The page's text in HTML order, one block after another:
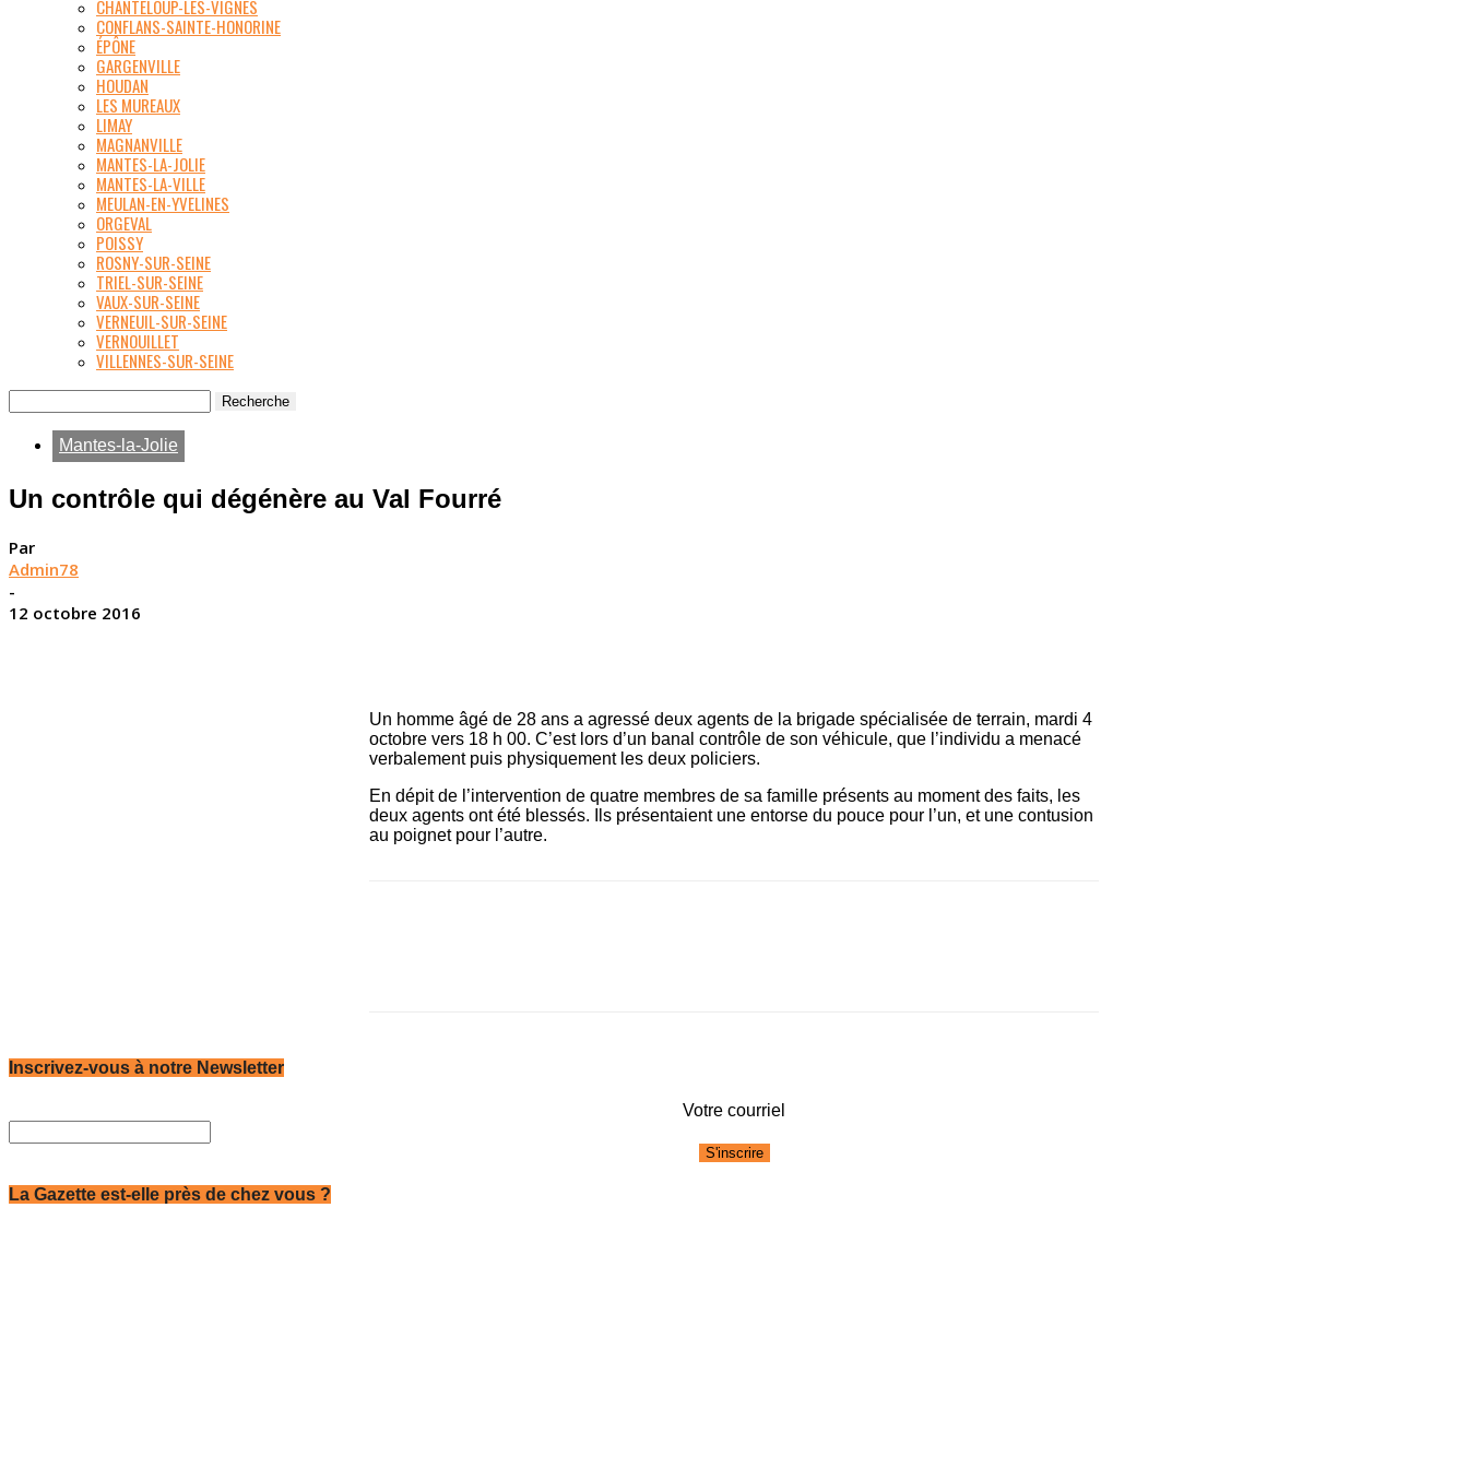
CHANTELOUP-LES-VIGNES
CONFLANS-SAINTE-HONORINE
ÉPÔNE
GARGENVILLE
HOUDAN
LES MUREAUX
LIMAY
MAGNANVILLE
MANTES-LA-JOLIE
MANTES-LA-VILLE
MEULAN-EN-YVELINES
ORGEVAL
POISSY
ROSNY-SUR-SEINE
TRIEL-SUR-SEINE
VAUX-SUR-SEINE
VERNEUIL-SUR-SEINE
VERNOUILLET
VILLENNES-SUR-SEINE
Mantes-la-Jolie
Un contrôle qui dégénère au Val Fourré
Par
Admin78
-
12 octobre 2016
Un homme âgé de 28 ans a agressé deux agents de la brigade spécialisée de terrain, mardi 4
octobre vers 18 h 00. C’est lors d’un banal contrôle de son véhicule, que l’individu a menacé
verbalement puis physiquement les deux policiers.
En dépit de l’intervention de quatre membres de sa famille présents au moment des faits, les
deux agents ont été blessés. Ils présentaient une entorse du pouce pour l’un, et une contusion
au poignet pour l’autre.
Inscrivez-vous à notre Newsletter
Votre courriel
La Gazette est-elle près de chez vous ?